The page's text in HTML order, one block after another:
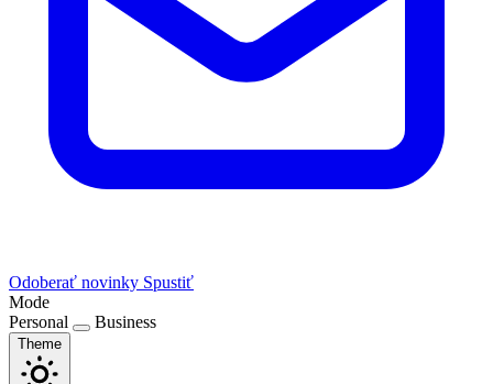
Odoberať novinky Spustiť
Mode
Personal
Business
Theme